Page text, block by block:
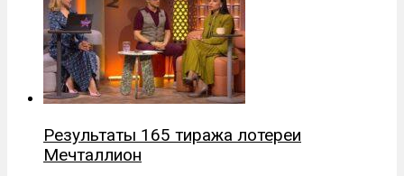
Результаты 165 тиража лотереи
Мечталлион